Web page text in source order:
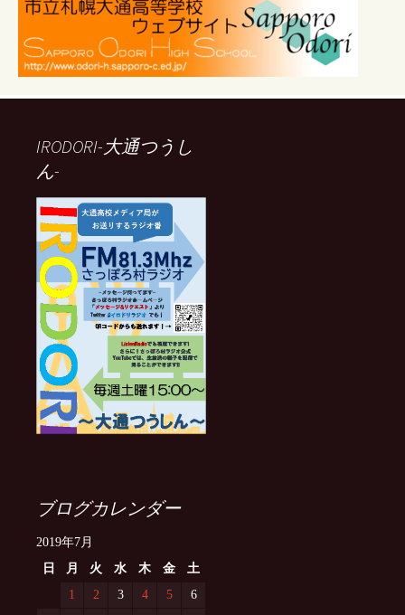
IRODORI-大通つうし
ん-
ブログカレンダー
2019年7月
日
月 火 水 木 金
土
1
2 3 4 5
6